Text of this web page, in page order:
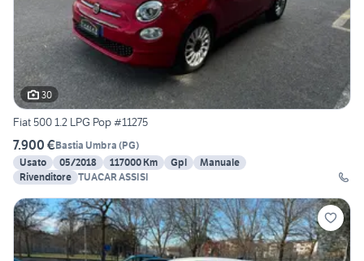
30
Fiat 500 1.2 LPG Pop #11275
7.900 €Bastia Umbra (PG)
Usato
05/2018 117000 Km Gpl
Manuale
Rivenditore TUACAR ASSISI